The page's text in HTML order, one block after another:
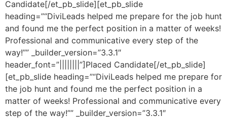
Candidate[/et_pb_slide][et_pb_slide
heading=”“DiviLeads helped me prepare for the job hunt
and found me the perfect position in a matter of weeks!
Professional and communicative every step of the
way!”” _builder_version=”3.3.1″
header_font=”||||||||”]Placed Candidate[/et_pb_slide]
[et_pb_slide heading=”“DiviLeads helped me prepare for
the job hunt and found me the perfect position in a
matter of weeks! Professional and communicative every
step of the way!”” _builder_version=”3.3.1″